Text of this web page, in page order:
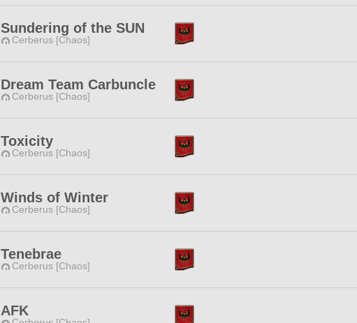
Sundering of the SUN
Cerberus [Chaos]
Dream Team Carbuncle
Cerberus [Chaos]
Toxicity
Cerberus [Chaos]
Winds of Winter
Cerberus [Chaos]
Tenebrae
Cerberus [Chaos]
AFK